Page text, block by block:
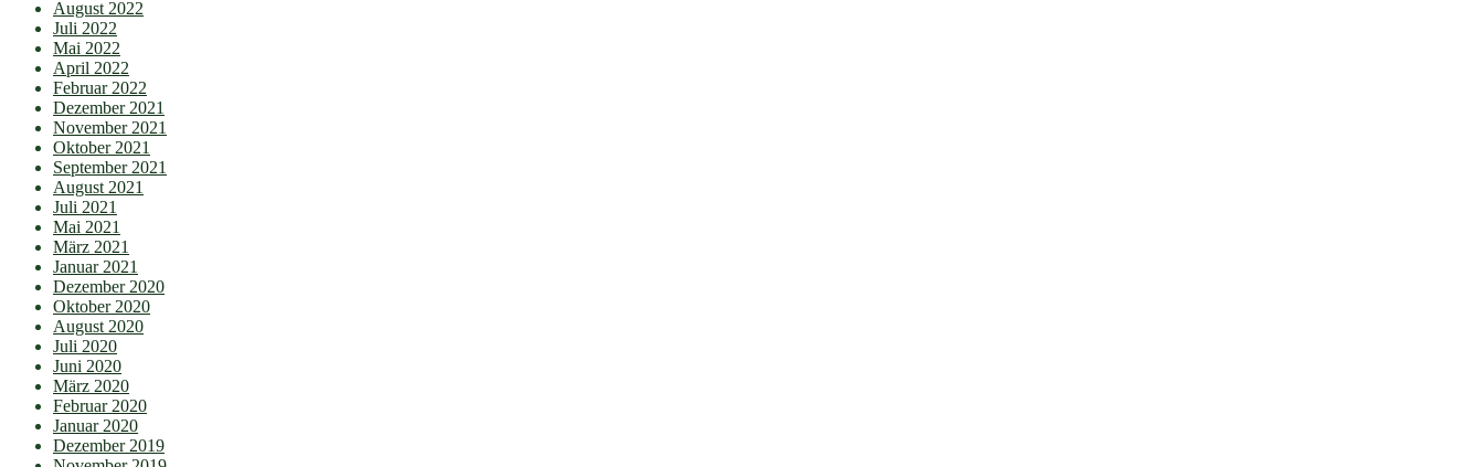
August 2022
Juli 2022
Mai 2022
April 2022
Februar 2022
Dezember 2021
November 2021
Oktober 2021
September 2021
August 2021
Juli 2021
Mai 2021
März 2021
Januar 2021
Dezember 2020
Oktober 2020
August 2020
Juli 2020
Juni 2020
März 2020
Februar 2020
Januar 2020
Dezember 2019